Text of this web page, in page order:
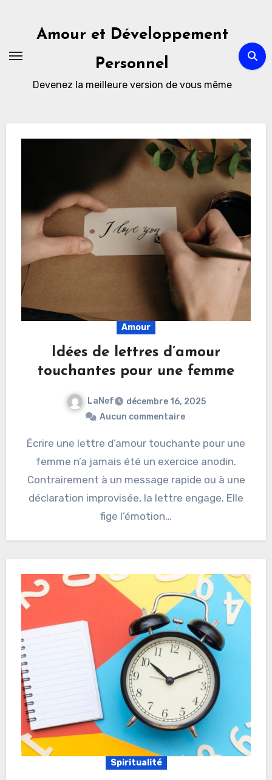
Amour et Développement
Personnel
Devenez la meilleure version de vous même
Amour
Idées de lettres d’amour
touchantes pour une femme
LaNef
décembre 16, 2025
Aucun commentaire
Écrire une lettre d’amour touchante pour une
femme n’a jamais été un exercice anodin.
Contrairement à un message rapide ou à une
déclaration improvisée, la lettre engage. Elle
fige l’émotion…
Spiritualité